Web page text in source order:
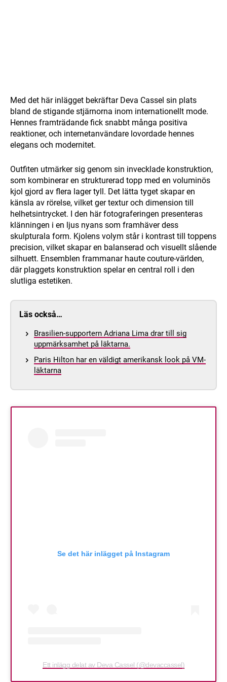
Med det här inlägget bekräftar Deva Cassel sin plats
bland de stigande stjärnorna inom internationellt mode.
Hennes framträdande fick snabbt många positiva
reaktioner, och internetanvändare lovordade hennes
elegans och modernitet.
Outfiten utmärker sig genom sin invecklade konstruktion,
som kombinerar en strukturerad topp med en voluminös
kjol gjord av flera lager tyll. Det lätta tyget skapar en
känsla av rörelse, vilket ger textur och dimension till
helhetsintrycket. I den här fotograferingen presenteras
klänningen i en ljus nyans som framhäver dess
skulpturala form. Kjolens volym står i kontrast till toppens
precision, vilket skapar en balanserad och visuellt slående
silhuett. Ensemblen frammanar haute couture-världen,
där plaggets konstruktion spelar en central roll i den
slutliga estetiken.
Läs också…
Brasilien-supportern Adriana Lima drar till sig
uppmärksamhet på läktarna.
Paris Hilton har en väldigt amerikansk look på VM-
läktarna
Se det här inlägget på Instagram
Ett inlägg delat av Deva Cassel (@devaccassel)